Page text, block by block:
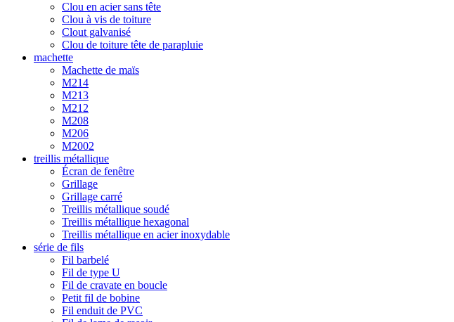
Clou en acier sans tête
Clou à vis de toiture
Clout galvanisé
Clou de toiture tête de parapluie
machette
Machette de maïs
M214
M213
M212
M208
M206
M2002
treillis métallique
Écran de fenêtre
Grillage
Grillage carré
Treillis métallique soudé
Treillis métallique hexagonal
Treillis métallique en acier inoxydable
série de fils
Fil barbelé
Fil de type U
Fil de cravate en boucle
Petit fil de bobine
Fil enduit de PVC